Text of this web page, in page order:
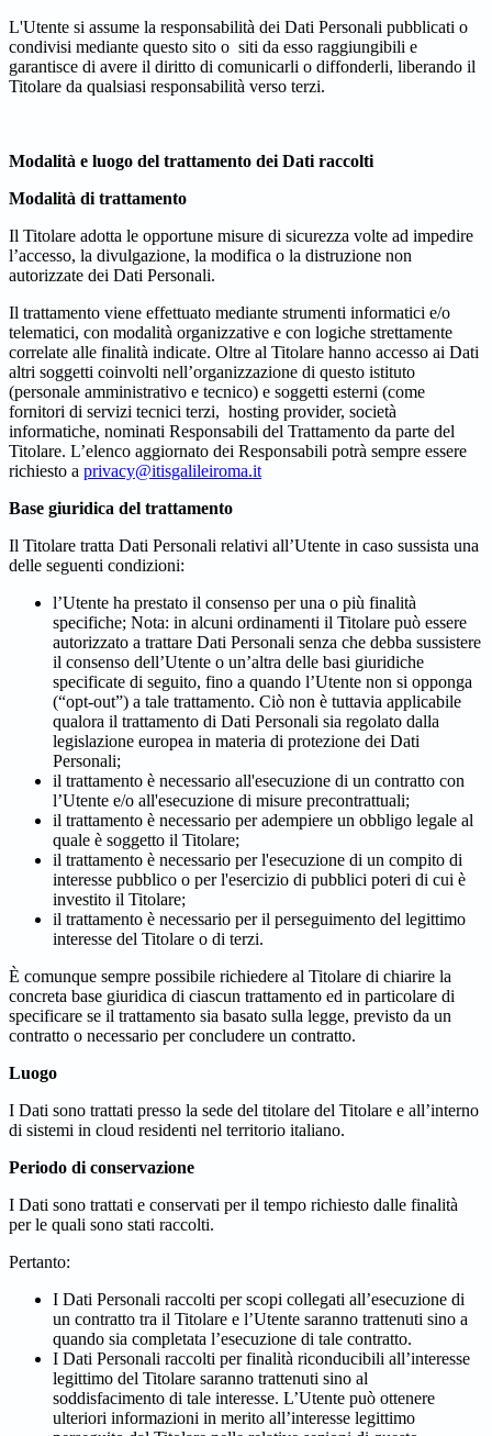
L'Utente si assume la responsabilità dei Dati Personali pubblicati o
condivisi mediante questo sito o siti da esso raggiungibili e
garantisce di avere il diritto di comunicarli o diffonderli, liberando il
Titolare da qualsiasi responsabilità verso terzi.
Modalità e luogo del trattamento dei Dati raccolti
Modalità di trattamento
Il Titolare adotta le opportune misure di sicurezza volte ad impedire
l’accesso, la divulgazione, la modifica o la distruzione non
autorizzate dei Dati Personali.
Il trattamento viene effettuato mediante strumenti informatici e/o
telematici, con modalità organizzative e con logiche strettamente
correlate alle finalità indicate. Oltre al Titolare hanno accesso ai Dati
altri soggetti coinvolti nell’organizzazione di questo istituto
(personale amministrativo e tecnico) e soggetti esterni (come
fornitori di servizi tecnici terzi, hosting provider, società
informatiche, nominati Responsabili del Trattamento da parte del
Titolare. L’elenco aggiornato dei Responsabili potrà sempre essere
richiesto a privacy@itisgalileiroma.it
Base giuridica del trattamento
Il Titolare tratta Dati Personali relativi all’Utente in caso sussista una
delle seguenti condizioni:
l’Utente ha prestato il consenso per una o più finalità
specifiche; Nota: in alcuni ordinamenti il Titolare può essere
autorizzato a trattare Dati Personali senza che debba sussistere
il consenso dell’Utente o un’altra delle basi giuridiche
specificate di seguito, fino a quando l’Utente non si opponga
(“opt-out”) a tale trattamento. Ciò non è tuttavia applicabile
qualora il trattamento di Dati Personali sia regolato dalla
legislazione europea in materia di protezione dei Dati
Personali;
il trattamento è necessario all'esecuzione di un contratto con
l’Utente e/o all'esecuzione di misure precontrattuali;
il trattamento è necessario per adempiere un obbligo legale al
quale è soggetto il Titolare;
il trattamento è necessario per l'esecuzione di un compito di
interesse pubblico o per l'esercizio di pubblici poteri di cui è
investito il Titolare;
il trattamento è necessario per il perseguimento del legittimo
interesse del Titolare o di terzi.
È comunque sempre possibile richiedere al Titolare di chiarire la
concreta base giuridica di ciascun trattamento ed in particolare di
specificare se il trattamento sia basato sulla legge, previsto da un
contratto o necessario per concludere un contratto.
Luogo
I Dati sono trattati presso la sede del titolare del Titolare e all’interno
di sistemi in cloud residenti nel territorio italiano.
Periodo di conservazione
I Dati sono trattati e conservati per il tempo richiesto dalle finalità
per le quali sono stati raccolti.
Pertanto:
I Dati Personali raccolti per scopi collegati all’esecuzione di
un contratto tra il Titolare e l’Utente saranno trattenuti sino a
quando sia completata l’esecuzione di tale contratto.
I Dati Personali raccolti per finalità riconducibili all’interesse
legittimo del Titolare saranno trattenuti sino al
soddisfacimento di tale interesse. L’Utente può ottenere
ulteriori informazioni in merito all’interesse legittimo